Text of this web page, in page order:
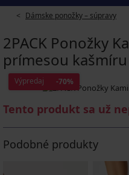
Dámske ponožky – súpravy
2PACK Ponožky
prímesou kašmíru
Výpredaj -70%
Tento produkt sa už
Podobné produkty